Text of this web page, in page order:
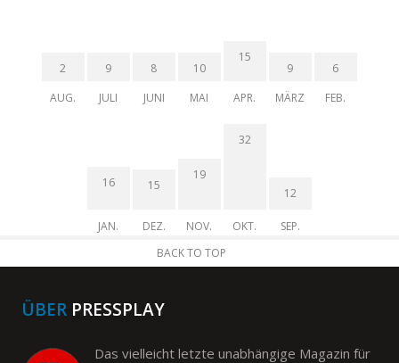
2
AUG.
9
JULI
8
JUNI
10
MAI
15
APR.
9
MÄRZ
6
FEB.
16
JAN.
15
DEZ.
19
NOV.
32
OKT.
12
SEP.
BACK TO TOP
ÜBER PRESSPLAY
Das vielleicht letzte unabhängige Magazin für